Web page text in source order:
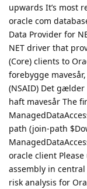
upwards It’s most
oracle com
Data Provider for
NET driver that
(Core) clients to
forebygge
(NSAID) Det
haft mavesår The
path (join-path
oracle client
assembly in
risk analysis for